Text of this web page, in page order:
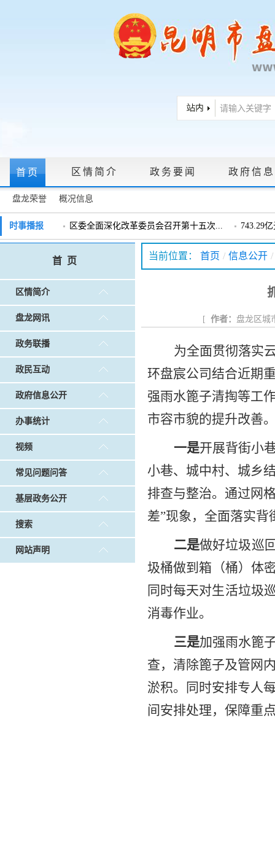
首页 区情简介 政务要闻 政府信
盘龙荣誉 概况信息
政府信息公开指南 | 政府信息公开制度 | 政策文件 法定主动公
常见问题问答
调查征集 做好“六稳”工作 落实“六保”任务
时事播报 区委全面深化改革委员会召开第十五次... 743.29
戴惠明调研辖区汽车企业 戴惠明
盘龙区委2026年度巡察工作会暨十三届...
戴惠明
首 页
区情简介
盘龙网讯
政务联播
政民互动
政府信息公开
办事统计
视频
常见问题问答
基层政务公开
搜索
网站声明
当前位置： 首页 / 信息公开 /
[ 作者： 盘龙区城
为全面贯彻落实
环盘宸公司结合近期
强雨水篦子清掏等工
市容市貌的提升改善
一是开展背街小
小巷、 城中村、城乡
排查与整治。通过网
差”现象，全面落实背
二是做好垃圾巡
圾桶做到箱（桶）体
同时每天对生活垃圾
消毒作业。
三是加强雨水篦
查，清除篦子及管网
淤积。同时安排专人
间安排处理，保障重